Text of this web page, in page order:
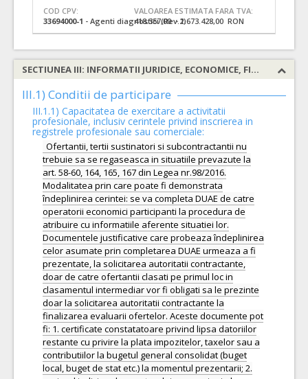
COD CPV:
33694000-1 - Agenti diagnostici (Rev.2)
VALOAREA ESTIMATA FARA TVA:
418.357,00 - 1.673.428,00 RON
SECTIUNEA III: INFORMATII JURIDICE, ECONOMICE, FINANCIARE SI TEHNICE
III.1) Conditii de participare
III.1.1) Capacitatea de exercitare a activitatii
profesionale, inclusiv cerintele privind inscrierea in
registrele profesionale sau comerciale:
Ofertantii, tertii sustinatori si subcontractantii nu
trebuie sa se regaseasca in situatiile prevazute la
art. 58-60, 164, 165, 167 din Legea nr.98/2016.
Modalitatea prin care poate fi demonstrata
îndeplinirea cerintei: se va completa DUAE de catre
operatorii economici participanti la procedura de
atribuire cu informatiile aferente situatiei lor.
Documentele justificative care probeaza îndeplinirea
celor asumate prin completarea DUAE urmeaza a fi
prezentate, la solicitarea autoritatii contractante,
doar de catre ofertantii clasati pe primul loc in
clasamentul intermediar vor fi obligati sa le prezinte
doar la solicitarea autoritatii contractante la
finalizarea evaluarii ofertelor. Aceste documente pot
fi: 1. certificate constatatoare privind lipsa datoriilor
restante cu privire la plata impozitelor, taxelor sau a
contributiilor la bugetul general consolidat (buget
local, buget de stat etc.) la momentul prezentarii; 2.